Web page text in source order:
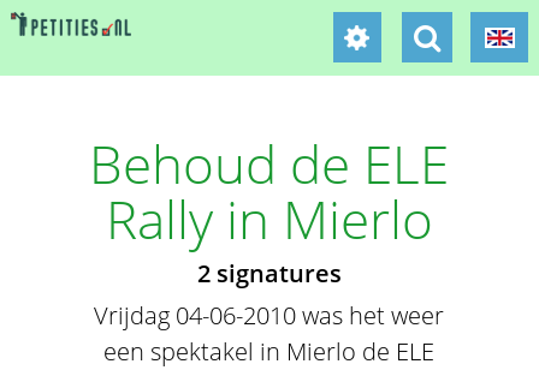
Behoud de ELE
Rally in Mierlo
2 signatures
Vrijdag 04-06-2010 was het weer
een spektakel in Mierlo de ELE